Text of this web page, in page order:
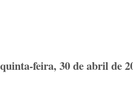
quinta-feira, 30 de abril de